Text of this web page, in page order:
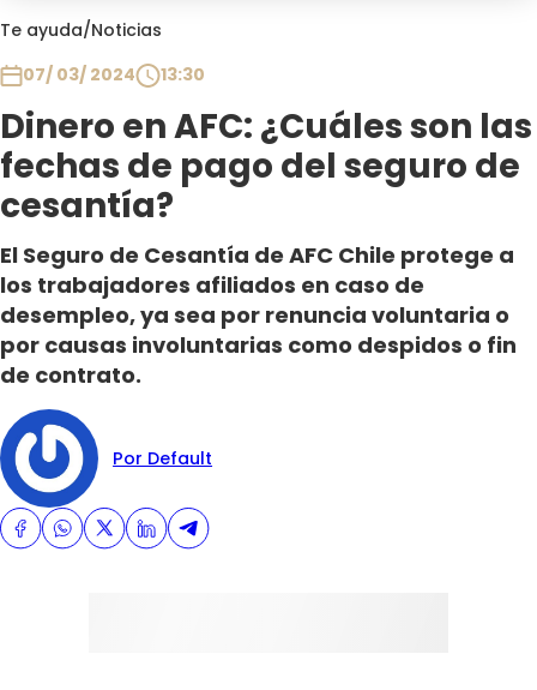
Te ayuda/Noticias
07/ 03/ 2024
13:30
Dinero en AFC: ¿Cuáles son las
fechas de pago del seguro de
cesantía?
El Seguro de Cesantía de AFC Chile protege a
los trabajadores afiliados en caso de
desempleo, ya sea por renuncia voluntaria o
por causas involuntarias como despidos o fin
de contrato.
Por Default
Club De La Comedia
Plan Perfecto
El Tiempo
Sabingo
Todos Los Programas